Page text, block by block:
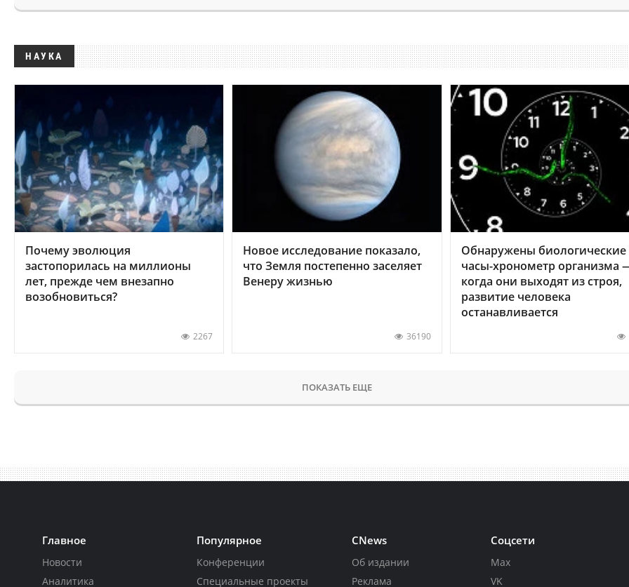
НАУКА
Почему эволюция
застопорилась на миллионы
лет, прежде чем внезапно
возобновиться?
2267
Новое исследование показало,
что Земля постепенно заселяет
Венеру жизнью
36190
Обнаружены биологические
часы-хронометр организма
когда они выходят из строя,
развитие человека
останавливается
ПОКАЗАТЬ ЕЩЕ
Главное
Новости
Аналитика
Популярное
Конференции
Специальные проекты
CNews
Об издании
Реклама
Соцсети
Max
VK